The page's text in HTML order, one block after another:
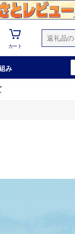
カート
み